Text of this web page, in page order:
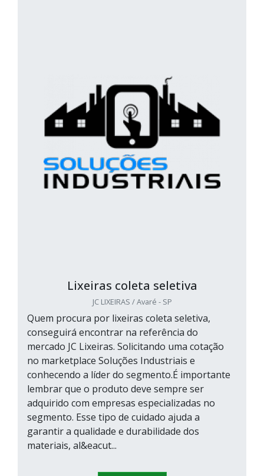
Lixeiras coleta seletiva
JC LIXEIRAS / Avaré - SP
Quem procura por lixeiras coleta seletiva,
conseguirá encontrar na referência do
mercado JC Lixeiras. Solicitando uma cotação
no marketplace Soluções Industriais e
conhecendo a líder do segmento.É importante
lembrar que o produto deve sempre ser
adquirido com empresas especializadas no
segmento. Esse tipo de cuidado ajuda a
garantir a qualidade e durabilidade dos
materiais, al&eacut...